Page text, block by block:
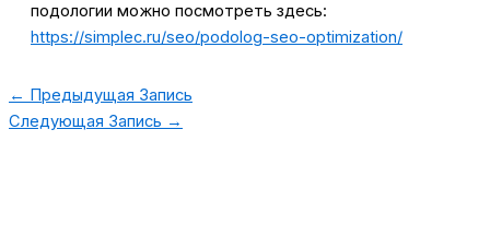
подологии можно посмотреть здесь:
https://simplec.ru/seo/podolog-seo-optimization/
← Предыдущая Запись
Следующая Запись →